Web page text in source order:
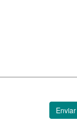
Enviar